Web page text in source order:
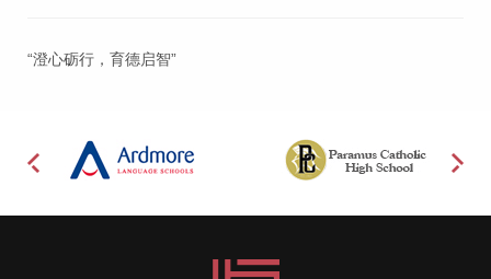
“澄心砺行，育德启智”